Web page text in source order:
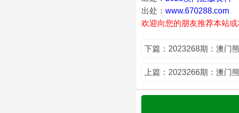
出处： www.670288.com
欢迎向您的朋友推荐本站或
下篇：2023268期：澳门
上篇：2023266期：澳门